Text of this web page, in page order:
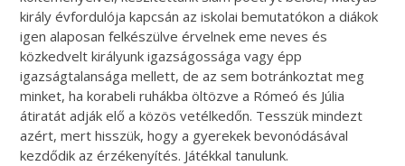
király évfordulója kapcsán az iskolai bemutatókon a diákok
igen alaposan felkészülve érvelnek eme neves és
közkedvelt királyunk igazságossága vagy épp
igazságtalansága mellett, de az sem botránkoztat meg
minket, ha korabeli ruhákba öltözve a Rómeó és Júlia
átiratát adják elő a közös vetélkedőn. Tesszük mindezt
azért, mert hisszük, hogy a gyerekek bevonódásával
kezdődik az érzékenyítés. Játékkal tanulunk.